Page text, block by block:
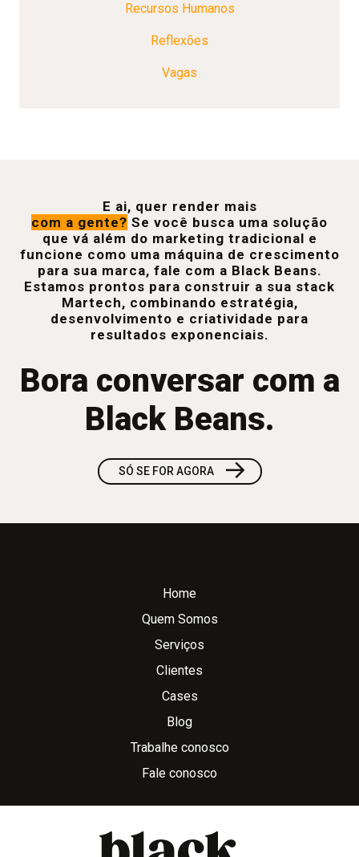
Recursos Humanos
Reflexões
Vagas
E ai, quer render mais
com a gente? Se você busca uma solução
que vá além do marketing tradicional e
funcione como uma máquina de crescimento
para sua marca, fale com a Black Beans.
Estamos prontos para construir a sua stack
Martech, combinando estratégia,
desenvolvimento e criatividade para
resultados exponenciais.
Bora conversar com a
Black Beans.
SÓ SE FOR AGORA →
Home
Quem Somos
Serviços
Clientes
Cases
Blog
Trabalhe conosco
Fale conosco